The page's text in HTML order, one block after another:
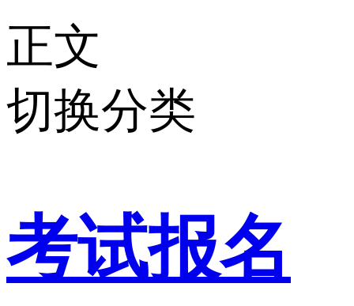
正文
切换分类
考试报名